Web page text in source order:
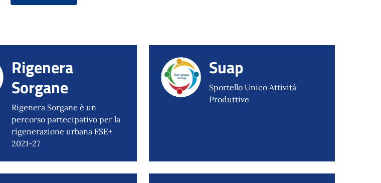
Rigenera
Sorgane
Rigenera Sorgane è un
percorso partecipativo per la
rigenerazione urbana FSE+
2021-27
Suap
Sportello Unico Attività
Produttive